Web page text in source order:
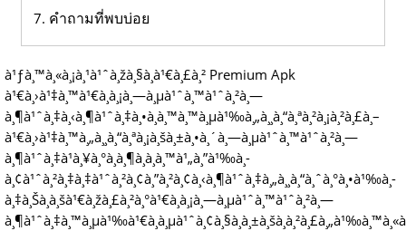
คำถามที่พบบ่อย
à¹ƒà¸™à¸«à¸¡à¸¹à¹ˆà¸žà¸§à¸à¹€à¸£à¸² Premium Apk
à¹€à¸›à¹‡à¸™à¹€à¸à¸¡à¸—à¸µà¹ˆà¸™à¹ˆà¸²à¸—
à¸¶à¹ˆà¸‡à¸‹à¸¶à¹ˆà¸‡à¸•à¸­à¸™à¸™à¸µà¹‰à¸„à¸¸à¸“à¸ªà¸²à¸¡à¸²à¸£à¸–
à¹€à¸›à¹‡à¸™à¸„à¸¸à¸“à¸ªà¸¡à¸šà¸±à¸•à¸´à¸—à¸µà¹ˆà¸™à¹ˆà¸²à¸—
à¸¶à¹ˆà¸‡à¹à¸¥à¸°à¸à¸¶à¸à¸à¸™à¹„à¸”à¹‰à¸­
à¸¢à¹ˆà¸²à¸‡à¸‡à¹ˆà¸²à¸¢à¸”à¸²à¸¢à¸‹à¸¶à¹ˆà¸‡à¸„à¸¸à¸“à¸ˆà¸°à¸•à¹‰à¸­
à¸‡à¸Šà¸­à¸šà¹€à¸žà¸£à¸²à¸°à¹€à¸à¸¡à¸—à¸µà¹ˆà¸™à¹ˆà¸²à¸—